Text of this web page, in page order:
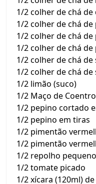
1/2 colher de chá
1/2 colher de chá
1/2 colher de chá
1/2 colher de chá
1/2 colher de chá de
1/2 colher de chá
1/2 limão (suco)
1/2 Maço de
1/2 pepino cortado
1/2 pepino em tiras
1/2 pimentão
1/2 pimentão
1/2 repolho
1/2 tomate picado
1/2 xícara (120ml)